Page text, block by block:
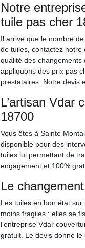
Notre
tuile pas cher
Il arrive que le nombre
de tuiles, contactez notre
qualité des
appliquons des prix pas
prestataires. Notre devis
L’artisan Vdar
18700
Vous êtes à Sainte
disponible pour des
tuiles lui permettant de
engagement et 100%
Le
Les tuiles en bon état
moins fragiles : elles se
l’entreprise Vdar
gratuit. Le devis donne le